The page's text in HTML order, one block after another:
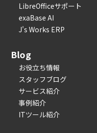
LibreOfficeサポート
exaBase AI
J's Works ERP
Blog
お役立ち情報
スタッフブログ
サービス紹介
事例紹介
ITツール紹介